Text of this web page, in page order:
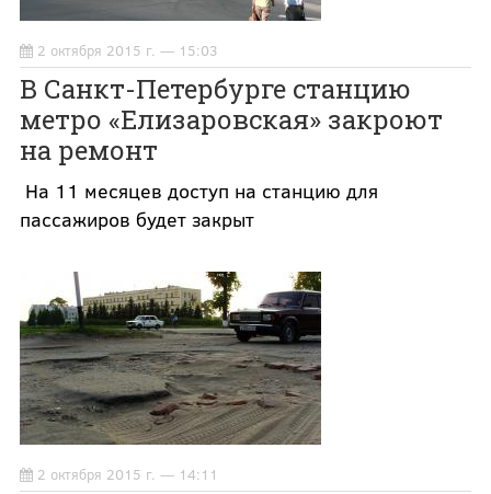
2 октября 2015 г. — 15:03
В Санкт-Петербурге станцию
метро «Елизаровская» закроют
на ремонт
На 11 месяцев доступ на станцию для
пассажиров будет закрыт
2 октября 2015 г. — 14:11